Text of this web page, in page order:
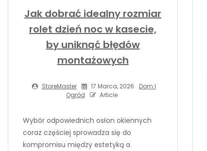
Jak dobrać idealny rozmiar
rolet dzień noc w kasecie,
by uniknąć błędów
montażowych
StoreMaster 17 Marca, 2026
Dom I
Ogród
Article
Wybór odpowiednich osłon okiennych
coraz częściej sprowadza się do
kompromisu między estetyką a